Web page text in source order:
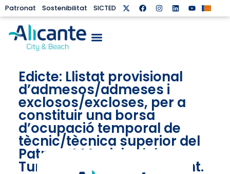
Patronat Sostenibilitat SICTED
Edicte: Llistat provisional
d’admesos/admeses i
exclosos/excloses, per a
constituir una borsa
d’ocupació temporal de
tècnic/tècnica superior del
Patronat Municipal de
Turisme i Platges d’Alacant.